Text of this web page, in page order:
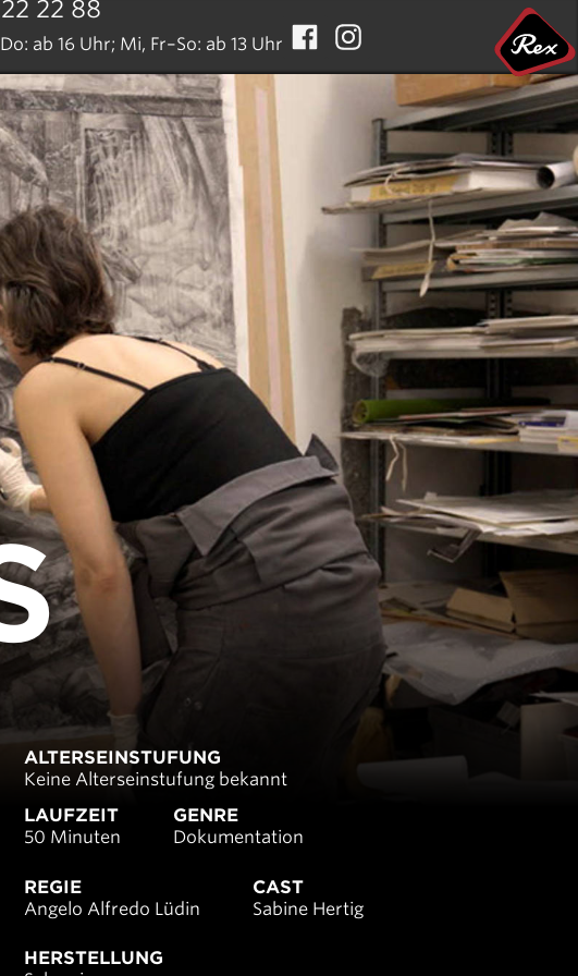
22 88
ab 16 Uhr; Mi, Fr–So: ab 13 Uhr
ALTERS­EINSTUFUNG
Keine Alterseinstufung bekannt
LAUFZEIT
50 Minuten
GENRE
Dokumentation
REGIE
Angelo Alfredo Lüdin
CAST
Sabine Hertig
HERSTELLUNG